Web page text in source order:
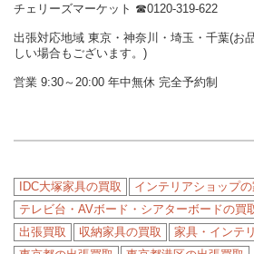
チェリーズマーケット ☎︎0120-319-622
出張対応地域 東京・神奈川・埼玉・千葉(お
しい場合もございます。)
営業 9:30～20:00 年中無休 完全予約制
IDC大塚家具の買取
インテリアショップ
テレビ台・AVボード・シアターボードの買
出張買取
収納家具の買取
家具・インテ